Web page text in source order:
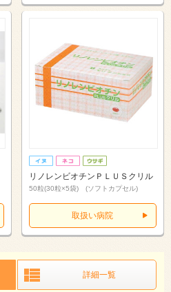
リノレンビオチンＰＬＵＳクリル
50粒(30粒×5袋) (ソフトカプセル)
取扱い病院
詳細一覧